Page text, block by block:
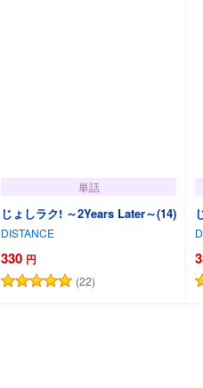
単話
じょしラク! ～2Years Later～(14)
DISTANCE
330 円
(22)
カートに追加